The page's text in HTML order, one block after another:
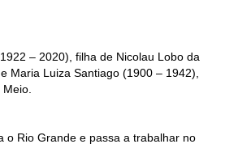
– 2020), filha de Nicolau Lobo da
Maria Luiza Santiago (1900 – 1942),
o Rio Grande e passa a trabalhar no